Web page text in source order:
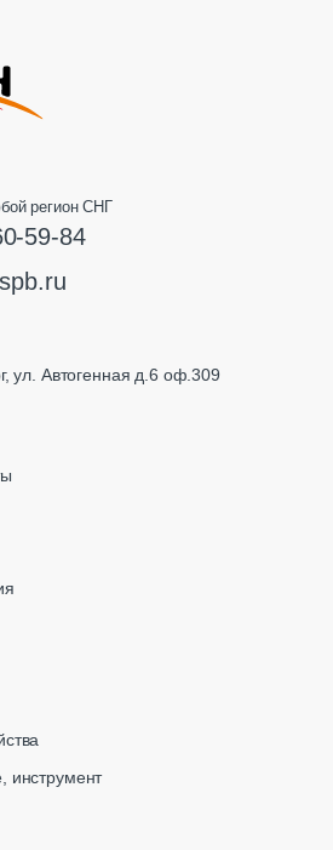
регион СНГ
59-84
ул. Автогенная д.6 оф.309
инструмент